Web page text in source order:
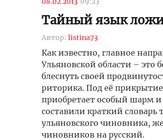
Тайный язык
Автор: listina73
Как известно, главное
Ульяновской области –
блеснуть своей
риторика. Под её
приобретает особый шарм
составили краткий
ульяновского чиновника,
чиновников на русский.